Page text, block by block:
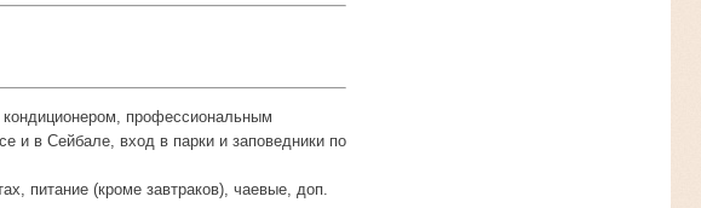
кондиционером, профессиональным
и в Сейбале, вход в парки и заповедники по
питание (кроме завтраков), чаевые, доп.